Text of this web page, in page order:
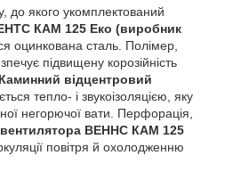
до якого укомплектований
КАМ 125 Еко (виробник
оцинкована сталь. Полімер,
підвищену корозійність
Каминний відцентровий
тепло- і звукоізоляцією, яку
негорючої вати. Перфорація,
вентилятора ВЕННС КАМ 125
повітря й охолодженню